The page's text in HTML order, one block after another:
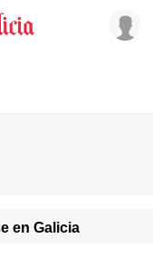
en Galicia